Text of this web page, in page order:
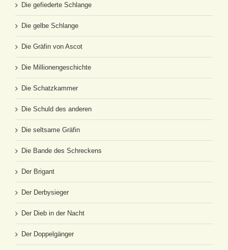
Die gefiederte Schlange
Die gelbe Schlange
Die Gräfin von Ascot
Die Millionengeschichte
Die Schatzkammer
Die Schuld des anderen
Die seltsame Gräfin
Die Bande des Schreckens
Der Brigant
Der Derbysieger
Der Dieb in der Nacht
Der Doppelgänger